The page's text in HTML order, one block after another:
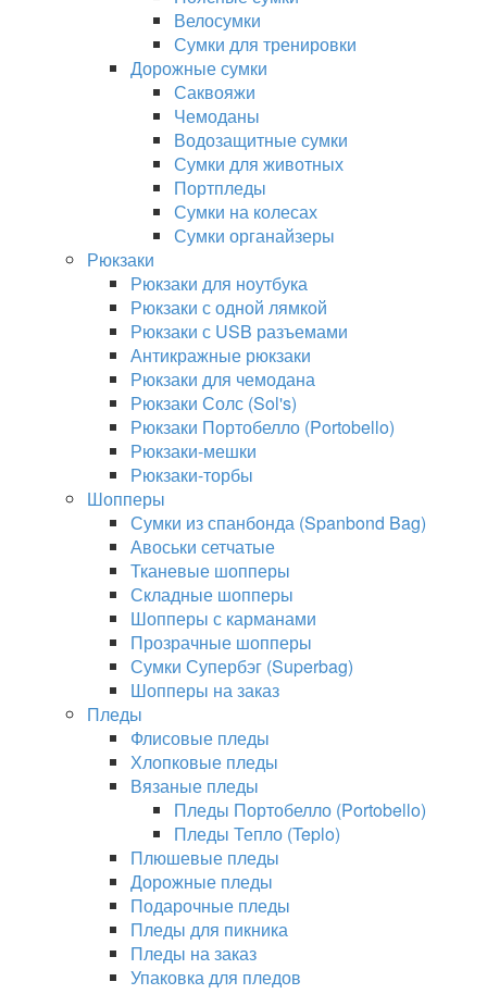
Велосумки
Сумки для тренировки
Дорожные сумки
Саквояжи
Чемоданы
Водозащитные сумки
Сумки для животных
Портпледы
Сумки на колесах
Сумки органайзеры
Рюкзаки
Рюкзаки для ноутбука
Рюкзаки с одной лямкой
Рюкзаки с USB разъемами
Антикражные рюкзаки
Рюкзаки для чемодана
Рюкзаки Солс (Sol's)
Рюкзаки Портобелло (Portobello)
Рюкзаки-мешки
Рюкзаки-торбы
Шопперы
Сумки из спанбонда (Spanbond Bag)
Авоськи сетчатые
Тканевые шопперы
Складные шопперы
Шопперы с карманами
Прозрачные шопперы
Сумки Супербэг (Superbag)
Шопперы на заказ
Пледы
Флисовые пледы
Хлопковые пледы
Вязаные пледы
Пледы Портобелло (Portobello)
Пледы Тепло (Teplo)
Плюшевые пледы
Дорожные пледы
Подарочные пледы
Пледы для пикника
Пледы на заказ
Упаковка для пледов